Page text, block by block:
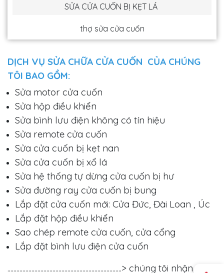
SỬA CỬA CUỐN BỊ KẸT LÁ
thợ sửa cửa cuốn
DỊCH VỤ SỬA CHỮA CỬA CUỐN CỦA CHÚNG
TÔI BAO GỒM:
Sửa motor cửa cuốn
Sửa hộp điều khiển
Sửa bình lưu điện không có tín hiệu
Sửa remote cửa cuốn
Sửa cửa cuốn bị kẹt nan
Sửa cửa cuốn bị xổ lá
Sửa hệ thống tự dừng cửa cuốn bị hư
Sửa đường ray cửa cuốn bị bung
Lắp đặt cửa cuốn mới: Cửa Đức, Đài Loan , Úc
Lắp đặt hộp điều khiển
Sao chép remote cửa cuốn, cửa cổng
Lắp đặt bình lưu điện cửa cuốn
............................................................................> chúng tôi nhận sửa